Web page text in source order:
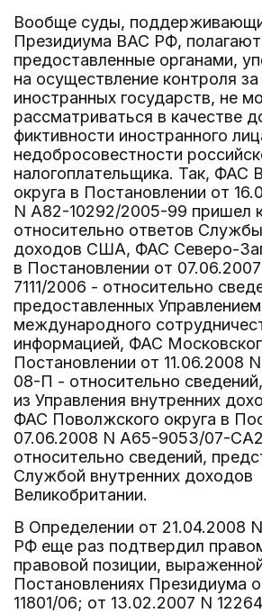
Вообще суды,
Президиума ВАС РФ,
предоставленные органами,
на осуществление контроля
иностранных государств, не
рассматриваться в качестве
фиктивности иностранного
недобросовестности
налогоплательщика. Так, ФАС
округа в Постановлении от
N А82-10292/2005-99 пришел
относительно ответов
доходов США, ФАС Северо-
в Постановлении от
7111/2006 - относительно
предоставленных Управлением
международного
информацией, ФАС
Постановлении от 11.06.2008
08-П - относительно
из Управления внутренних
ФАС Поволжского округа в
07.06.2008 N А65-9053/07-
относительно сведений,
Службой внутренних доходов
Великобритании.
В Определении от 21.04.2008
РФ еще раз подтвердил
правовой позиции,
Постановлениях Президиума
11801/06; от 13.02.2007 N